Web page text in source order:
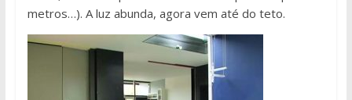
metros…). A luz abunda, agora vem até do teto.